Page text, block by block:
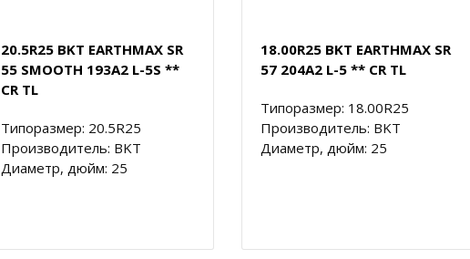
20.5R25 BKT EARTHMAX SR
55 SMOOTH 193A2 L-5S **
CR TL
Типоразмер: 20.5R25
Производитель: BKT
Диаметр, дюйм: 25
18.00R25 BKT EARTHMAX SR
57 204A2 L-5 ** CR TL
Типоразмер: 18.00R25
Производитель: BKT
Диаметр, дюйм: 25